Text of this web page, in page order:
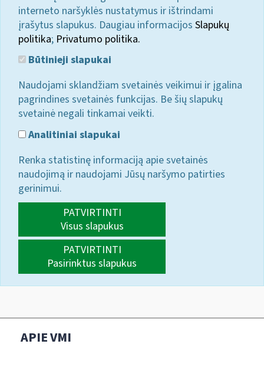
interneto naršyklės nustatymus ir ištrindami
įrašytus slapukus. Daugiau informacijos Slapukų
politika; Privatumo politika.
Būtinieji slapukai
Naudojami sklandžiam svetainės veikimui ir įgalina
pagrindines svetainės funkcijas. Be šių slapukų
svetainė negali tinkamai veikti.
Analitiniai slapukai
Renka statistinę informaciją apie svetainės
naudojimą ir naudojami Jūsų naršymo patirties
gerinimui.
PATVIRTINTI
Visus slapukus
PATVIRTINTI
Pasirinktus slapukus
APIE VMI